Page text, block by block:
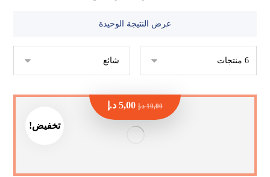
عرض النتيجة الوحيدة
تخفيض!
10,00 د.إ 5,00 د.إ